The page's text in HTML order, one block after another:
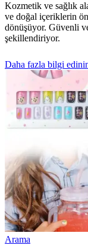
Kozmetik ve sağlık
ve doğal içeriklerin
dönüşüyor. Güvenli
şekillendiriyor.
Daha fazla bilgi
Arama